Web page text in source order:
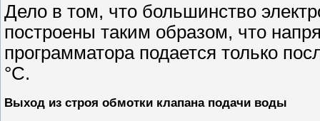
Дело в том, что большинство
построены таким образом, что
программатора подается только
°С.
Выход из строя обмотки клапана подачи воды